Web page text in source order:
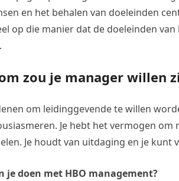
en het behalen van doeleinden
op die manier dat de doeleinden
zou je manager willen
om leidinggevende te willen
Je hebt het vermogen
Je houdt van uitdaging en je kunt
je doen met HBO management?